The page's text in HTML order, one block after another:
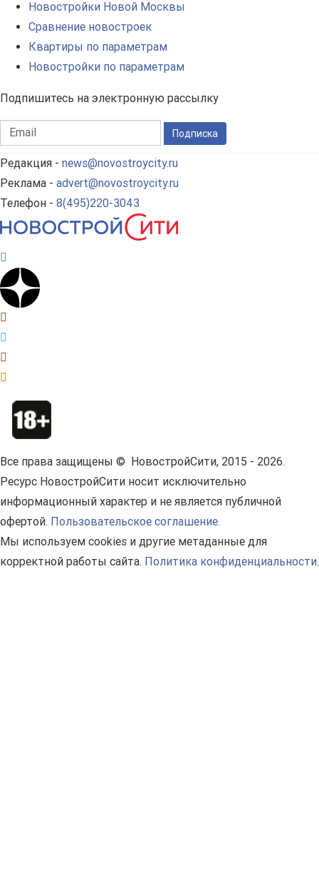
Новостройки Новой Москвы
Сравнение новостроек
Квартиры по параметрам
Новостройки по параметрам
Подпишитесь на электронную рассылку
Подписка
Редакция - news@novostroycity.ru
Реклама - advert@novostroycity.ru
Телефон - 8(495)220-3043
Все права защищены © НовостройСити, 2015 - 2026.
Ресурс НовостройСити носит исключительно
информационный характер и не является публичной
офертой. Пользовательское соглашение.
Мы используем cookies и другие метаданные для
корректной работы сайта. Политика конфиденциальности.